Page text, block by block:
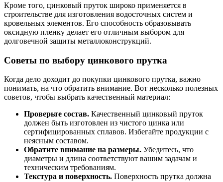
Кроме того, цинковый пруток широко применяется в
строительстве для изготовления водосточных систем и
кровельных элементов. Его способность образовывать
оксидную пленку делает его отличным выбором для
долговечной защиты металлоконструкций.
Советы по выбору цинкового прутка
Когда дело доходит до покупки цинкового прутка, важно
понимать, на что обратить внимание. Вот несколько полезных
советов, чтобы выбрать качественный материал:
Проверьте состав. Качественный цинковый пруток
должен быть изготовлен из чистого цинка или
сертифицированных сплавов. Избегайте продукции с
неясным составом.
Обратите внимание на размеры. Убедитесь, что
диаметры и длина соответствуют вашим задачам и
техническим требованиям.
Текстура и поверхность. Поверхность прутка должна